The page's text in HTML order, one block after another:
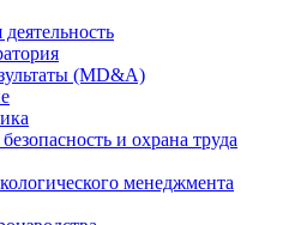
(MD&A)
и охрана труда
менеджмента